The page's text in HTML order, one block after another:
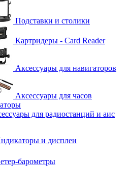
Подставки и столики
Картридеры - Card Reader
Аксессуары для навигаторов
Аксессуары для часов
для радиостанций и аис
и дисплеи
барометры